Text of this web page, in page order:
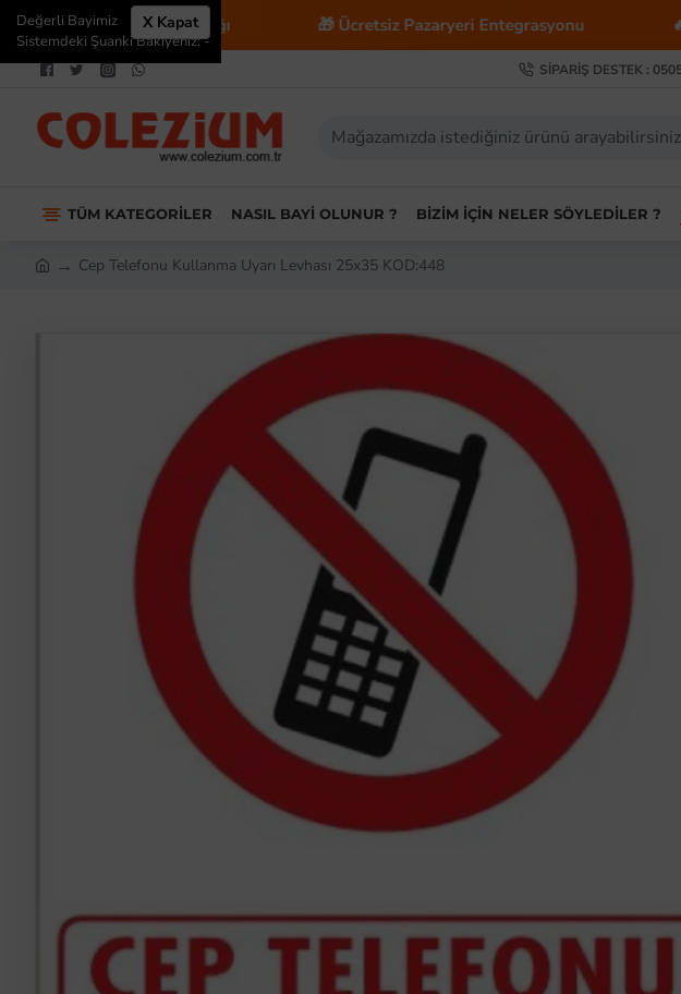
Danışmanlığı 🎁 Ücretsiz Pazaryeri Entegrasyonu 🔥
SIPARIŞ DESTEK :
TÜM KATEGORILER NASIL BAYI OLUNUR ? BIZIM İÇIN NELER SÖYLEDILER ?
X Kapat
Değerli Bayimiz
Sistemdeki Şuanki Bakiyeniz: -
Cep Telefonu Kullanma Uyarı Levhası 25x35 KOD:448